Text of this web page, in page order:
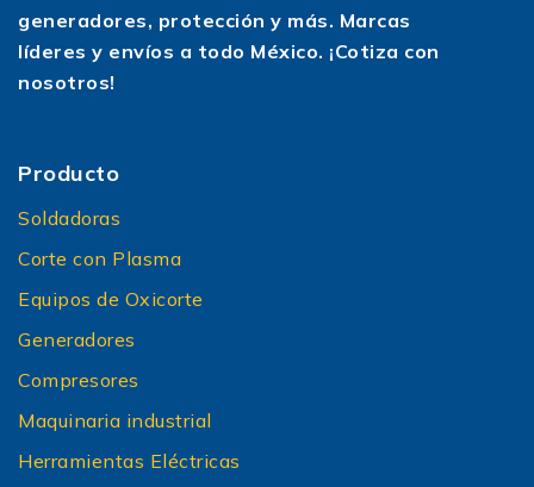
generadores, protección y más. Marcas
líderes y envíos a todo México. ¡Cotiza con
nosotros!
Producto
Soldadoras
Corte con Plasma
Equipos de Oxicorte
Generadores
Compresores
Maquinaria industrial
Herramientas Eléctricas